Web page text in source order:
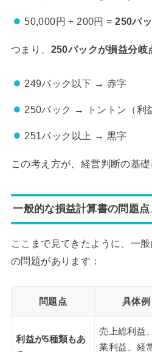
50,000円 ÷ 200円 =250パ
つまり、 250パックが損益分岐
249パック以下 → 赤字
250パック → トントン（利
251パック以上 → 黒字
この考え方が、経営判断の基礎
一般的な損益計算書の問題
ここまで見てきたように、一
の問題があります：
問題点 具体例
利益が5種類もあ
売上総利益
業利益、経